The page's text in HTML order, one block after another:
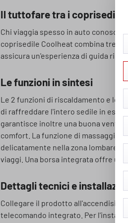
Il tuttofare tra i coprisedili
Chi viaggia spesso in auto conosce
coprisedile Coolheat combina tre
assicura un'esperienza di guida
Le funzioni in sintesi
Le 2 funzioni di riscaldamento e le
di raffreddare l'intero sedile in
garantisce inoltre una buona
comfort. La funzione di massaggio
delicatamente nella zona lombare
viaggi. Una borsa integrata offre
Dettagli tecnici e
Collegare il prodotto
telecomando integrato. Per